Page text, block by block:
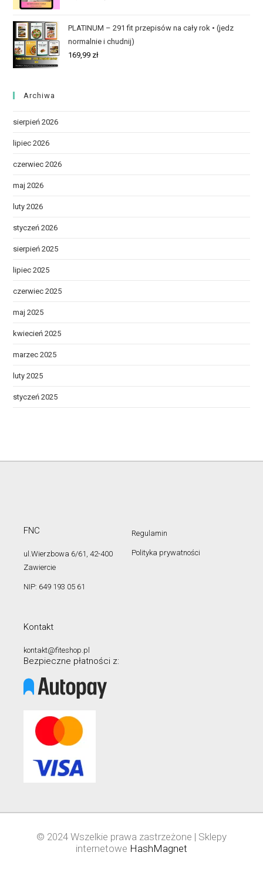
PLATINUM – 291 fit przepisów na cały rok • (jedz
normalnie i chudnij)
169,99 zł
Archiwa
sierpień 2026
lipiec 2026
czerwiec 2026
maj 2026
luty 2026
styczeń 2026
sierpień 2025
lipiec 2025
czerwiec 2025
maj 2025
kwiecień 2025
marzec 2025
luty 2025
styczeń 2025
FNC
ul.Wierzbowa 6/61, 42-400
Zawiercie
NIP: 649 193 05 61
Regulamin
Polityka prywatności
Kontakt
kontakt@fiteshop.pl
Bezpieczne płatności z:
© 2024 Wszelkie prawa zastrzeżone | Sklepy
internetowe HashMagnet